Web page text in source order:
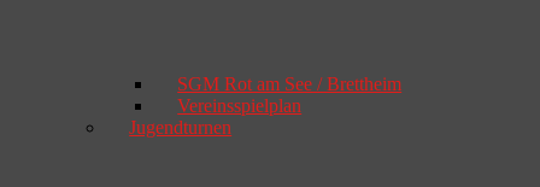
SGM Rot am See / Brettheim
Vereinsspielplan
Jugendturnen